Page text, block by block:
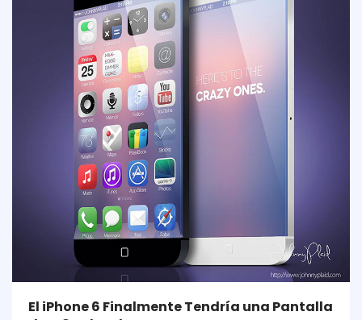
El iPhone 6 Finalmente Tendría una Pantalla